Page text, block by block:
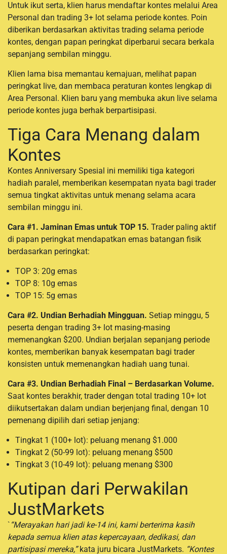
Untuk ikut serta, klien harus mendaftar kontes melalui Area
Personal dan trading 3+ lot selama periode kontes. Poin
diberikan berdasarkan aktivitas trading selama periode
kontes, dengan papan peringkat diperbarui secara berkala
sepanjang sembilan minggu.
Klien lama bisa memantau kemajuan, melihat papan
peringkat live, dan membaca peraturan kontes lengkap di
Area Personal. Klien baru yang membuka akun live selama
periode kontes juga berhak berpartisipasi.
Tiga Cara Menang dalam
Kontes
Kontes Anniversary Spesial ini memiliki tiga kategori
hadiah paralel, memberikan kesempatan nyata bagi trader
semua tingkat aktivitas untuk menang selama acara
sembilan minggu ini.
Cara #1. Jaminan Emas untuk TOP 15. Trader paling aktif
di papan peringkat mendapatkan emas batangan fisik
berdasarkan peringkat:
TOP 3: 20g emas
TOP 8: 10g emas
TOP 15: 5g emas
Cara #2. Undian Berhadiah Mingguan. Setiap minggu, 5
peserta dengan trading 3+ lot masing-masing
memenangkan $200. Undian berjalan sepanjang periode
kontes, memberikan banyak kesempatan bagi trader
konsisten untuk memenangkan hadiah uang tunai.
Cara #3. Undian Berhadiah Final – Berdasarkan Volume.
Saat kontes berakhir, trader dengan total trading 10+ lot
diikutsertakan dalam undian berjenjang final, dengan 10
pemenang dipilih dari setiap jenjang:
Tingkat 1 (100+ lot): peluang menang $1.000
Tingkat 2 (50-99 lot): peluang menang $500
Tingkat 3 (10-49 lot): peluang menang $300
Kutipan dari Perwakilan
JustMarkets
` “Merayakan hari jadi ke-14 ini, kami berterima kasih
kepada semua klien atas kepercayaan, dedikasi, dan
partisipasi mereka,”kata juru bicara JustMarkets. “Kontes